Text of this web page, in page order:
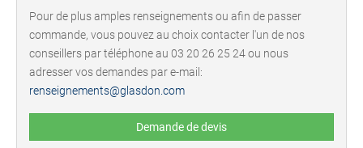
Pour de plus amples renseignements ou afin de passer
commande, vous pouvez au choix contacter l'un de nos
conseillers par téléphone au 03 20 26 25 24 ou nous
adresser vos demandes par e-mail:
renseignements@glasdon.com
Demande de devis